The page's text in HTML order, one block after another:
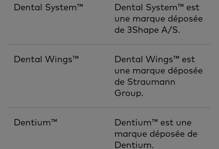
Dental System™
Dental System™ est
une marque déposée
de 3Shape A/S.
Dental Wings™
Dental Wings™ est
une marque déposée
de Straumann
Group.
Dentium™
Dentium™ est une
marque déposée de
Dentium.